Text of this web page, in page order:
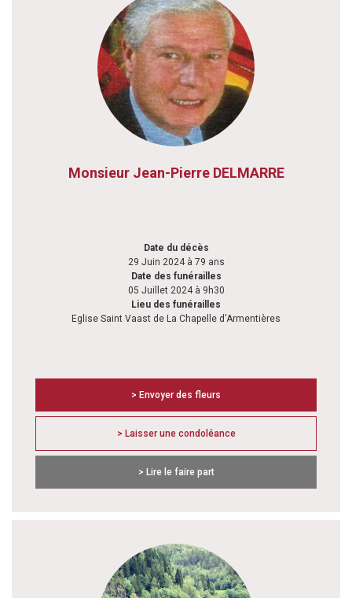
Monsieur Jean-Pierre DELMARRE
Date du décès
29 Juin 2024 à 79 ans
Date des funérailles
05 Juillet 2024 à 9h30
Lieu des funérailles
Eglise Saint Vaast de La Chapelle d'Armentières
> Envoyer des fleurs
> Laisser une condoléance
> Lire le faire part